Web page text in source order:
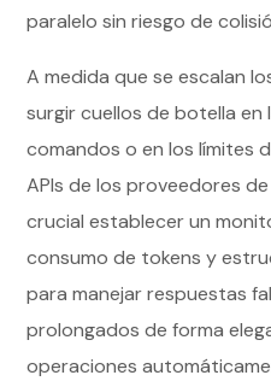
paralelo sin riesgo de
A medida que se escalan
surgir cuellos de botella en
comandos o en los límites
APIs de los proveedores
crucial establecer un
consumo de tokens y
para manejar respuestas
prolongados de forma
operaciones